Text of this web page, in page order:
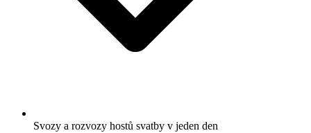
Svozy a rozvozy hostů svatby v jeden den